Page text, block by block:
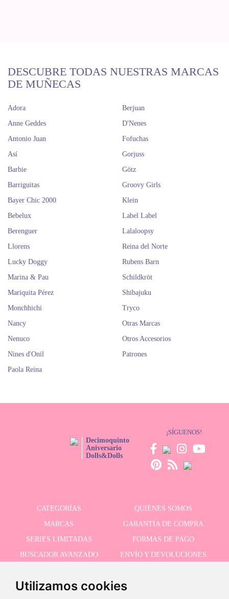
Utilizamos cookies
DESCUBRE TODAS NUESTRAS MARCAS
DE MUÑECAS
Adora
Anne Geddes
Antonio Juan
Así
Barbie
Barriguitas
Bayer Chic 2000
Bebelux
Berenguer
Berjuan
D'Nenes
Fofuchas
Gorjuss
Götz
Groovy Girls
Klein
Label Label
Lalaloopsy
Llorens
Lucky Doggy
Marina & Pau
Mariquita Pérez
Monchhichi
Nancy
Nenuco
Nines d'Onil
Paola Reina
Reina del Norte
Rubens Barn
Schildkröt
Shibajuku
Tryco
Otras Marcas
Otros Accesorios
Patrones
Decimoquinto
Aniversario
Dolls&Dolls
¡SÍGUENOS!
CATEGORÍAS
QUIÉNES SOMOS
MARCAS
GARANTÍA DE COMPRA
SERIES LIMITADAS
FORMAS DE PAGO
BUSCADOR AVANZADO
ENVÍO Y DEVOLUCIONES